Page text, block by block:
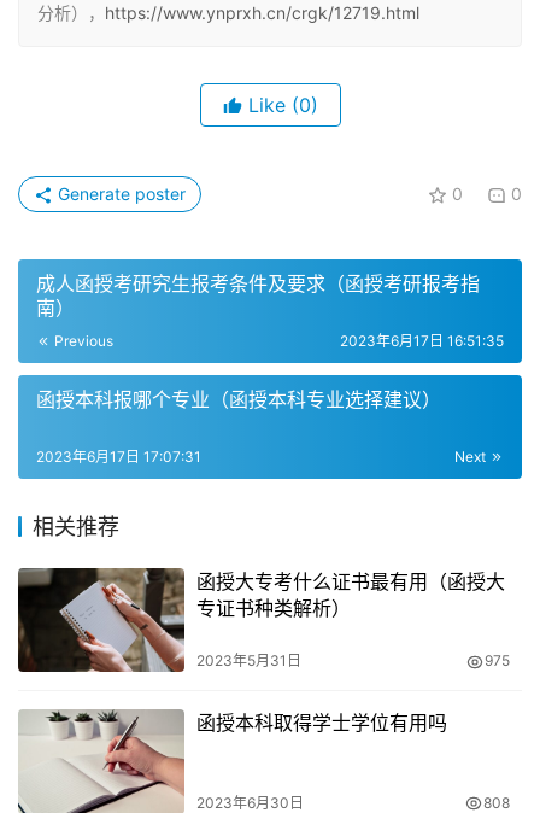
(correspondence)是运用通信方式进行的一种远距离教育
成人高等教育的脱产教育和业余教育能学到东西，函授教育
分业余教育。成人高考函授本科文凭是非常有用的，学历国
家承认，可以在学信网查到，考生达到一定的标准还有机会
3. 成人函授教育的学历用途
成人高考函授的学历是有用的，成人高考是社会在职人员提
升学历，获取国家承认的非全日制大专，本科文凭的一种方
式，函授是成人高考的一学习方式，成人函授学历可用于报
高考学习方式之一，毕业后拿到的函授学历国家是承认的，
学信网可查询，报考公务员有用。
4. 成人函授教育的权威性
函授教育是国家承认的，全国统一组织的成人高考，是我国
的权威性考试，申请考试的人应通过参加全国招生联合考
试，才能进入各成人学院学习，进而提高学历和能力。总体
分析）， https://www.ynprxh.cn/crgk/12719.html
Like (0)
0 0
Generate poster
成人函授考研究生报考条件及要求（函授考研报考指
南）
Previous 2023年6月17日 16:51:35
函授本科报哪个专业（函授本科专业选择建议）
Next
2023年6月17日 17:07:31
相关推荐
函授大专考什么证书最有用（函授大
专证书种类解析）
2023年5月31日 975
函授本科取得学士学位有用吗
2023年6月30日 808